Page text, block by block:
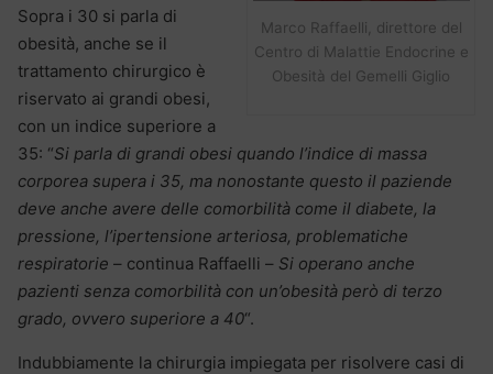
Marco Raffaelli, direttore del
Centro di Malattie Endocrine e
Obesità del Gemelli Giglio
Sopra i 30 si parla di
obesità, anche se il
trattamento chirurgico è
riservato ai grandi obesi,
con un indice superiore a
35: “Si parla di grandi obesi quando l’indice di massa
corporea supera i 35, ma nonostante questo il paziende
deve anche avere delle comorbilità come il diabete, la
pressione, l’ipertensione arteriosa, problematiche
respiratorie – continua Raffaelli – Si operano anche
pazienti senza comorbilità con un’obesità però di terzo
grado, ovvero superiore a 40“.
Indubbiamente la chirurgia impiegata per risolvere casi di